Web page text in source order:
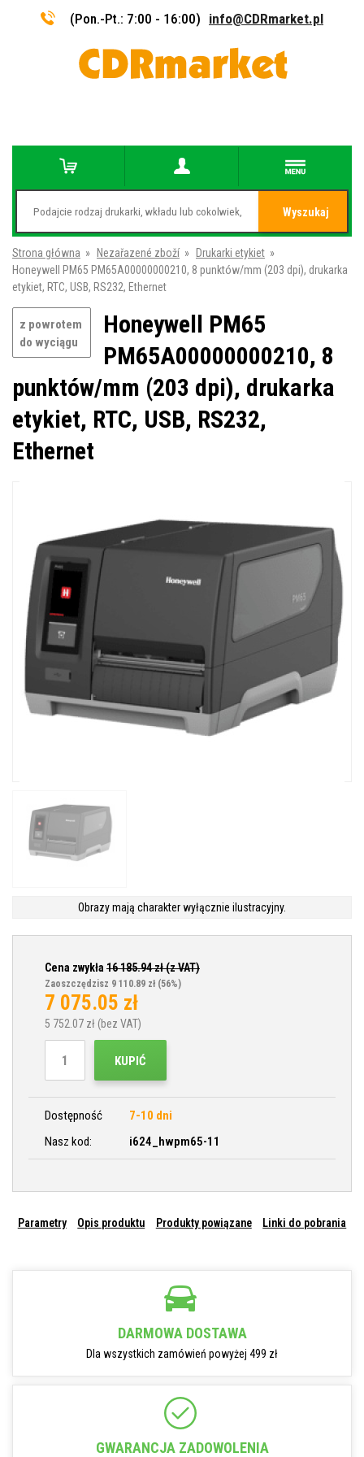
(Pon.-Pt.: 7:00 - 16:00) info@CDRmarket.pl
Wyszukaj
Strona główna » Nezařazené zboží » Drukarki etykiet »
Honeywell PM65 PM65A00000000210, 8 punktów/mm (203 dpi), drukarka
etykiet, RTC, USB, RS232, Ethernet
z powrotem
do wyciągu
Honeywell PM65
PM65A00000000210, 8
punktów/mm (203 dpi), drukarka
etykiet, RTC, USB, RS232,
Ethernet
Obrazy mają charakter wyłącznie ilustracyjny.
Cena zwykła 16 185.94zł (z VAT)
Zaoszczędzisz 9 110.89 zł (56%)
7 075.05 zł
5 752.07 zł (bez VAT)
KUPIĆ
Dostępność
7-10 dni
Nasz kod:
i624_hwpm65-11
Parametry Opis produktu Produkty powiązane Linki do pobrania
DARMOWA DOSTAWA
Dla wszystkich zamówień powyżej 499 zł
GWARANCJA ZADOWOLENIA